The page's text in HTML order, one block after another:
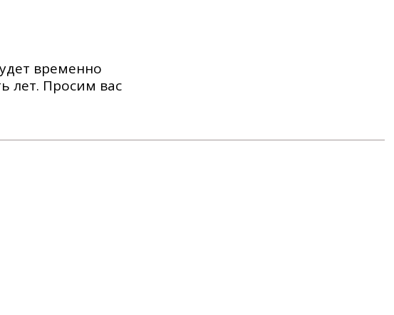
временно
лет. Просим вас